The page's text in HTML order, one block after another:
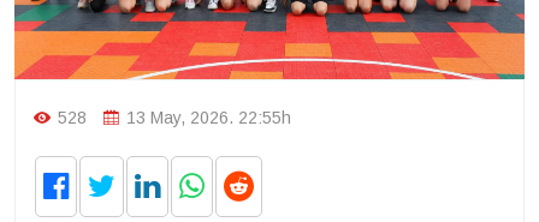
528 13 May, 2026. 22:55h